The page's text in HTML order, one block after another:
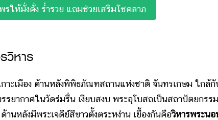
รให้มั่งคั่ง ร่ำรวย แถมช่วยเสริมโชคลาภ
วิหาร
มือง ด้านหลังพิพิธภัณฑสถานแห่งชาติ จันทรเกษม ใกล้กั
รยากาศในวัดร่มรื่น เงียบสงบ พระอุโบสถเป็นสถาปัตยกรรม
นหลังมีพระเจดีย์สีขาวตั้งตระหง่าน เยื้องกันคือวิหารพระนอ